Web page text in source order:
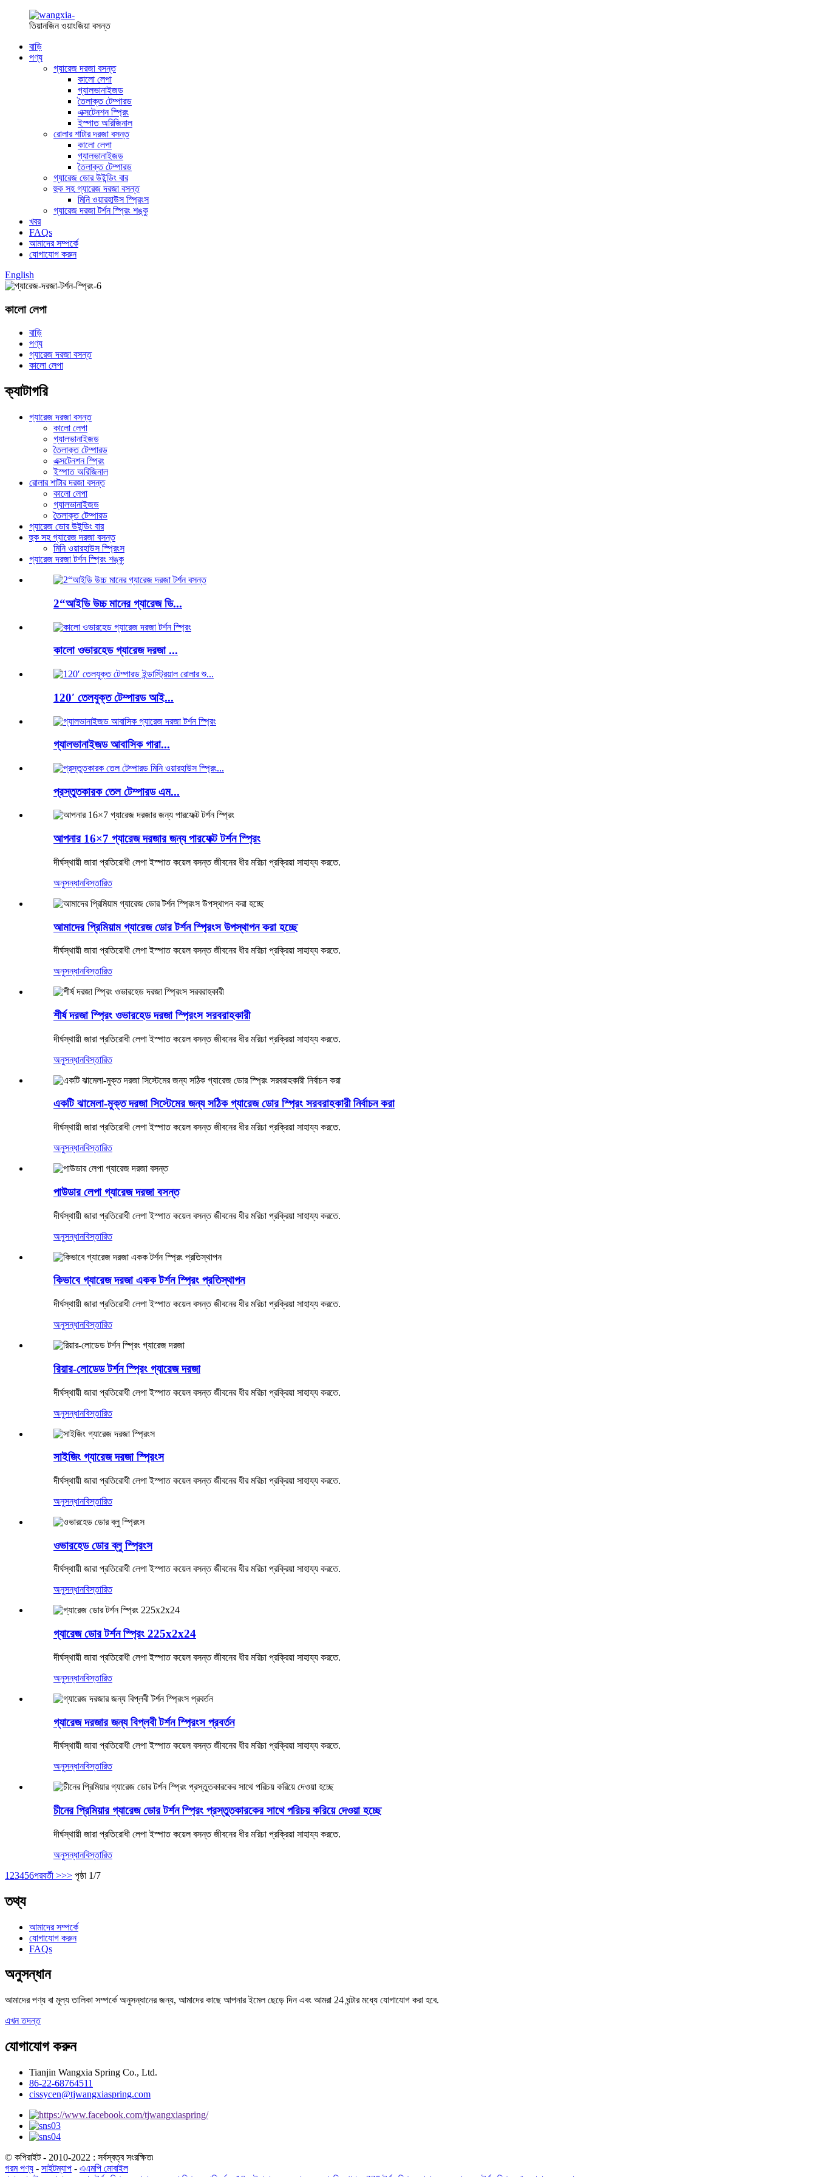
তিয়ানজিন ওয়াংজিয়া বসন্ত
বাড়ি
পণ্য
গ্যারেজ দরজা বসন্ত
কালো লেপা
গ্যালভানাইজড
তৈলাক্ত টেম্পারড
এক্সটেনশন স্প্রিং
ইস্পাত অরিজিনাল
রোলার শাটার দরজা বসন্ত
কালো লেপা
গ্যালভানাইজড
তৈলাক্ত টেম্পারড
গ্যারেজ ডোর উইন্ডিং বার
হুক সহ গ্যারেজ দরজা বসন্ত
মিনি ওয়ারহাউস স্প্রিংস
গ্যারেজ দরজা টর্শন স্প্রিং শঙ্কু
খবর
FAQs
আমাদের সম্পর্কে
যোগাযোগ করুন
English
কালো লেপা
বাড়ি
পণ্য
গ্যারেজ দরজা বসন্ত
কালো লেপা
ক্যাটাগরি
গ্যারেজ দরজা বসন্ত
কালো লেপা
গ্যালভানাইজড
তৈলাক্ত টেম্পারড
এক্সটেনশন স্প্রিং
ইস্পাত অরিজিনাল
রোলার শাটার দরজা বসন্ত
কালো লেপা
গ্যালভানাইজড
তৈলাক্ত টেম্পারড
গ্যারেজ ডোর উইন্ডিং বার
হুক সহ গ্যারেজ দরজা বসন্ত
মিনি ওয়ারহাউস স্প্রিংস
গ্যারেজ দরজা টর্শন স্প্রিং শঙ্কু
2“আইডি উচ্চ মানের গ্যারেজ ডি...
কালো ওভারহেড গ্যারেজ দরজা ...
120′ তেলযুক্ত টেম্পারড আই...
গ্যালভানাইজড আবাসিক গারা...
প্রস্তুতকারক তেল টেম্পারড এম...
আপনার 16×7 গ্যারেজ দরজার জন্য পারফেক্ট টর্শন স্প্রিং
দীর্ঘস্থায়ী জারা প্রতিরোধী লেপা ইস্পাত কয়েল বসন্ত জীবনের ধীর মরিচা প্রক্রিয়া সাহায্য করতে.
অনুসন্ধানবিস্তারিত
আমাদের প্রিমিয়াম গ্যারেজ ডোর টর্শন স্প্রিংস উপস্থাপন করা হচ্ছে
দীর্ঘস্থায়ী জারা প্রতিরোধী লেপা ইস্পাত কয়েল বসন্ত জীবনের ধীর মরিচা প্রক্রিয়া সাহায্য করতে.
অনুসন্ধানবিস্তারিত
শীর্ষ দরজা স্প্রিং ওভারহেড দরজা স্প্রিংস সরবরাহকারী
দীর্ঘস্থায়ী জারা প্রতিরোধী লেপা ইস্পাত কয়েল বসন্ত জীবনের ধীর মরিচা প্রক্রিয়া সাহায্য করতে.
অনুসন্ধানবিস্তারিত
একটি ঝামেলা-মুক্ত দরজা সিস্টেমের জন্য সঠিক গ্যারেজ ডোর স্প্রিং সরবরাহকারী নির্বাচন করা
দীর্ঘস্থায়ী জারা প্রতিরোধী লেপা ইস্পাত কয়েল বসন্ত জীবনের ধীর মরিচা প্রক্রিয়া সাহায্য করতে.
অনুসন্ধানবিস্তারিত
পাউডার লেপা গ্যারেজ দরজা বসন্ত
দীর্ঘস্থায়ী জারা প্রতিরোধী লেপা ইস্পাত কয়েল বসন্ত জীবনের ধীর মরিচা প্রক্রিয়া সাহায্য করতে.
অনুসন্ধানবিস্তারিত
কিভাবে গ্যারেজ দরজা একক টর্শন স্প্রিং প্রতিস্থাপন
দীর্ঘস্থায়ী জারা প্রতিরোধী লেপা ইস্পাত কয়েল বসন্ত জীবনের ধীর মরিচা প্রক্রিয়া সাহায্য করতে.
অনুসন্ধানবিস্তারিত
রিয়ার-লোডেড টর্শন স্প্রিং গ্যারেজ দরজা
দীর্ঘস্থায়ী জারা প্রতিরোধী লেপা ইস্পাত কয়েল বসন্ত জীবনের ধীর মরিচা প্রক্রিয়া সাহায্য করতে.
অনুসন্ধানবিস্তারিত
সাইজিং গ্যারেজ দরজা স্প্রিংস
দীর্ঘস্থায়ী জারা প্রতিরোধী লেপা ইস্পাত কয়েল বসন্ত জীবনের ধীর মরিচা প্রক্রিয়া সাহায্য করতে.
অনুসন্ধানবিস্তারিত
ওভারহেড ডোর ব্লু স্প্রিংস
দীর্ঘস্থায়ী জারা প্রতিরোধী লেপা ইস্পাত কয়েল বসন্ত জীবনের ধীর মরিচা প্রক্রিয়া সাহায্য করতে.
অনুসন্ধানবিস্তারিত
গ্যারেজ ডোর টর্শন স্প্রিং 225x2x24
দীর্ঘস্থায়ী জারা প্রতিরোধী লেপা ইস্পাত কয়েল বসন্ত জীবনের ধীর মরিচা প্রক্রিয়া সাহায্য করতে.
অনুসন্ধানবিস্তারিত
গ্যারেজ দরজার জন্য বিপ্লবী টর্শন স্প্রিংস প্রবর্তন
দীর্ঘস্থায়ী জারা প্রতিরোধী লেপা ইস্পাত কয়েল বসন্ত জীবনের ধীর মরিচা প্রক্রিয়া সাহায্য করতে.
অনুসন্ধানবিস্তারিত
চীনের প্রিমিয়ার গ্যারেজ ডোর টর্শন স্প্রিং প্রস্তুতকারকের সাথে পরিচয় করিয়ে দেওয়া হচ্ছে
দীর্ঘস্থায়ী জারা প্রতিরোধী লেপা ইস্পাত কয়েল বসন্ত জীবনের ধীর মরিচা প্রক্রিয়া সাহায্য করতে.
অনুসন্ধানবিস্তারিত
1 23456পরবর্তী >>> পৃষ্ঠা 1/7
তথ্য
আমাদের সম্পর্কে
যোগাযোগ করুন
FAQs
অনুসন্ধান
আমাদের পণ্য বা মূল্য তালিকা সম্পর্কে অনুসন্ধানের জন্য, আমাদের কাছে আপনার ইমেল ছেড়ে দিন এবং আমরা 24 ঘন্টার মধ্যে যোগাযোগ করা হবে.
এখন তদন্ত
যোগাযোগ করুন
Tianjin Wangxia Spring Co., Ltd.
86-22-68764511
cissycen@tjwangxiaspring.com
© কপিরাইট - 2010-2022 : সর্বস্বত্ব সংরক্ষিত৷
গরম পণ্য - সাইটম্যাপ - এএমপি মোবাইল